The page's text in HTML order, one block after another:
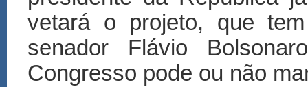
vetará o projeto, que
senador Flávio
Congresso pode ou não